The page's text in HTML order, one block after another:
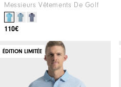
Messieurs Vêtements De Golf
110€
ÉDITION LIMITÉE